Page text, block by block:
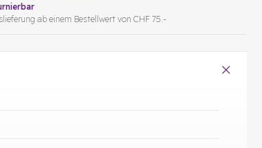
ab einem Bestellwert von CHF 75.-